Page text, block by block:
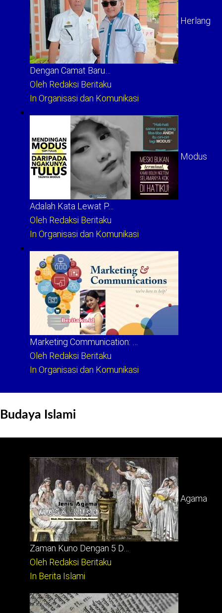
Herlang
Dengan Camat Baru…
Oleh Redaksi Beritaku
In Organisasi dan Komunikasi
Modus
Adalah Kata Lewat P…
Oleh Redaksi Beritaku
In Organisasi dan Komunikasi
Marketing Communication: …
Oleh Redaksi Beritaku
In Organisasi dan Komunikasi
Budaya Islami
Agama
Zaman Kuno Dengan 5 D…
Oleh Redaksi Beritaku
In Berita Islami